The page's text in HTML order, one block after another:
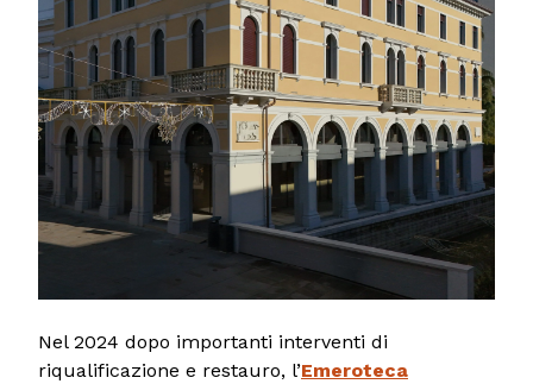
Nel 2024 dopo importanti interventi di
riqualificazione e restauro, l’Emeroteca